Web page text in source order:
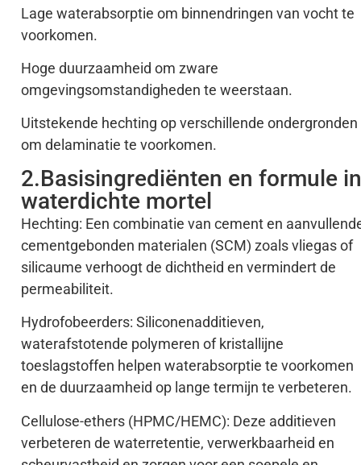
Lage waterabsorptie om binnendringen van vocht te
voorkomen.
Hoge duurzaamheid om zware
omgevingsomstandigheden te weerstaan.
Uitstekende hechting op verschillende ondergronden
om delaminatie te voorkomen.
2.Basisingrediënten en formule in
waterdichte mortel
Hechting: Een combinatie van cement en
cementgebonden materialen (SCM) zoals vliegas of
silicaume verhoogt de dichtheid en vermindert de
permeabiliteit.
Hydrofobeerders: Siliconenadditieven,
waterafstotende polymeren of kristallijne
toeslagstoffen helpen waterabsorptie te voorkomen
en de duurzaamheid op lange termijn te verbeteren.
Cellulose-ethers (HPMC/HEMC): Deze additieven
verbeteren de waterretentie, verwerkbaarheid en